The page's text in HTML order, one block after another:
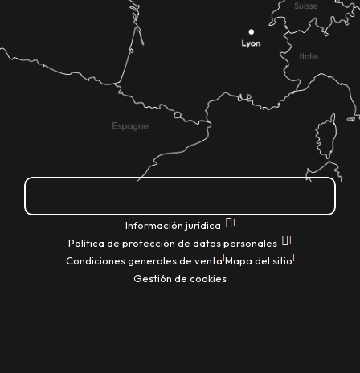
Información jurídica |
Política de protección de datos personales |
Condiciones generales de venta|Mapa del sitio|
Gestión de cookies